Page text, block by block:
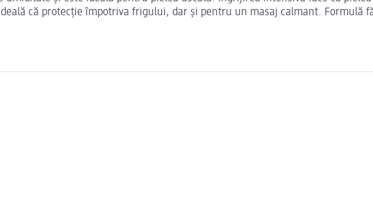
că protecție împotriva frigului, dar și pentru un masaj calmant. Formulă